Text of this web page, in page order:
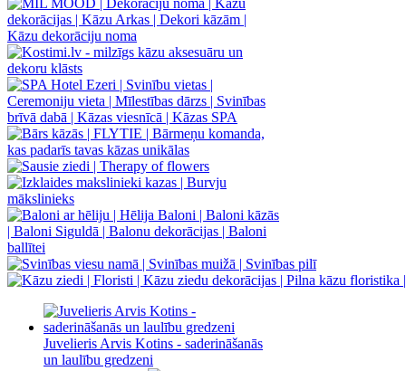
Juvelieris Arvis Kotins - saderināšanās
un laulību gredzeni